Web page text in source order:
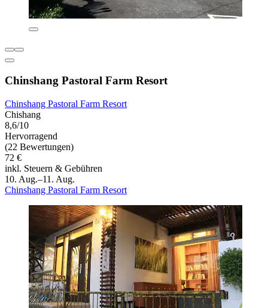
Chinshang Pastoral Farm Resort
Chinshang Pastoral Farm Resort
Chishang
8,6/10
Hervorragend
(22 Bewertungen)
72 €
inkl. Steuern & Gebühren
10. Aug.–11. Aug.
Chinshang Pastoral Farm Resort